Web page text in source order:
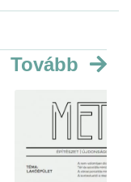
Tovább